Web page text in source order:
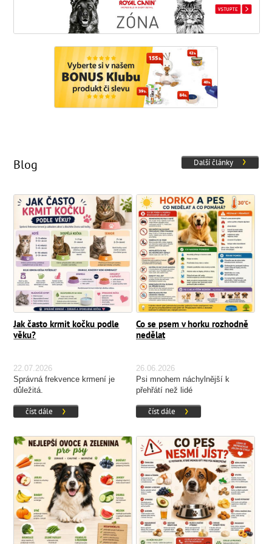
Další články
Blog
Jak často krmit kočku podle
věku?
22.07.2026
Správná frekvence krmení je
důležitá.
číst dále
Co se psem v horku rozhodně
nedělat
26.06.2026
Psi mnohem náchylnější k
přehřátí než lidé
číst dále